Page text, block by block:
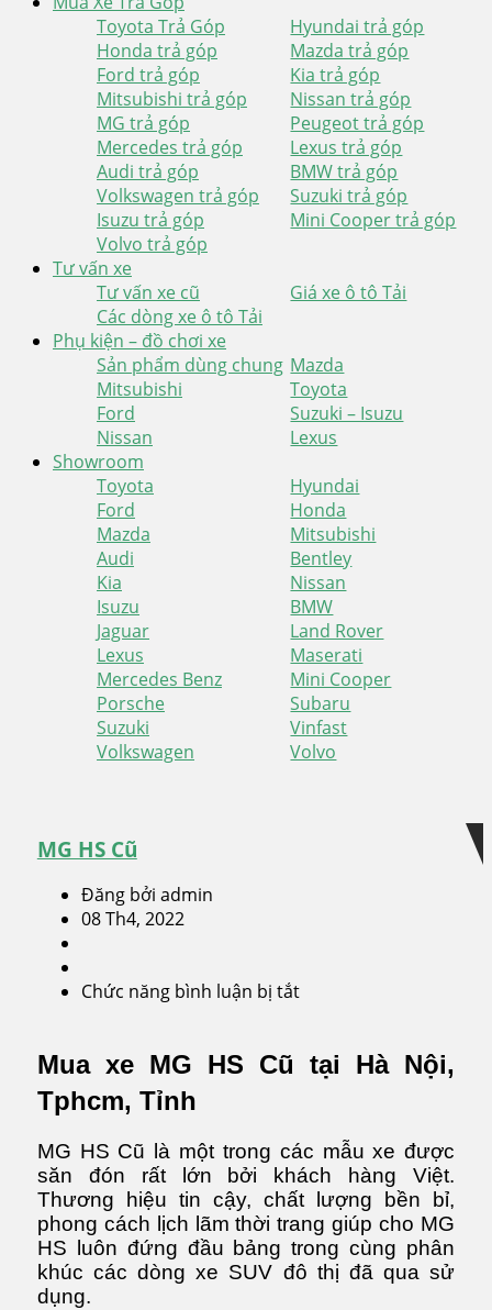
Toyota Trả Góp
Hyundai trả góp
Honda trả góp
Mazda trả góp
Ford trả góp
Kia trả góp
Mitsubishi trả góp
Nissan trả góp
MG trả góp
Peugeot trả góp
Mercedes trả góp
Lexus trả góp
Audi trả góp
BMW trả góp
Volkswagen trả góp
Suzuki trả góp
Isuzu trả góp
Mini Cooper trả góp
Volvo trả góp
Tư vấn xe
Tư vấn xe cũ
Giá xe ô tô Tải
Các dòng xe ô tô Tải
Phụ kiện – đồ chơi xe
Sản phẩm dùng chung Mazda
Mitsubishi
Toyota
Ford
Suzuki – Isuzu
Nissan
Lexus
Showroom
Toyota
Hyundai
Ford
Honda
Mazda
Mitsubishi
Audi
Bentley
Kia
Nissan
Isuzu
BMW
Jaguar
Land Rover
Lexus
Maserati
Mercedes Benz
Mini Cooper
Porsche
Subaru
Suzuki
Vinfast
Volkswagen
Volvo
navigation
content
MG HS Cũ
Đăng bởi admin
08 Th4, 2022
Chức năng bình luận bị tắtở
Cũ
Mua xe MG HS Cũ tại Hà Nội,
Tphcm, Tỉnh
MG HS Cũ là một trong các mẫu xe được
săn đón rất lớn bởi khách hàng Việt.
Thương hiệu tin cậy, chất lượng bền bỉ,
phong cách lịch lãm thời trang giúp cho MG
HS luôn đứng đầu bảng trong cùng phân
khúc các dòng xe SUV đô thị đã qua sử
dụng.